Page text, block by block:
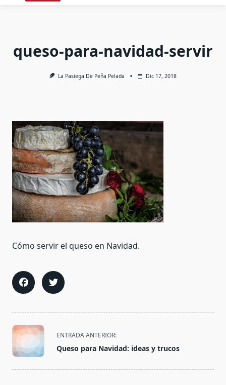
queso-para-navidad-servir
La Pasiega De Peña Pelada Dic 17, 2018
Cómo servir el queso en Navidad.
<span
class="nav-
subtitle
screen-
ENTRADA ANTERIOR:
Queso para Navidad: ideas y trucos